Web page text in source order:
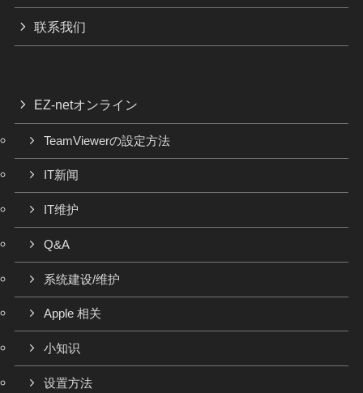
联系我们
EZ-netオンライン
TeamViewerの設定方法
IT新闻
IT维护
Q&A
系统建设/维护
Apple 相关
小知识
设置方法